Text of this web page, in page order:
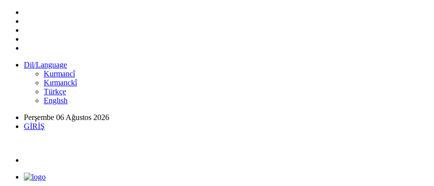
Dil/Language
Kurmancî
Kırmanckî
Türkçe
Englısh
Perşembe 06 Ağustos 2026
GİRİŞ